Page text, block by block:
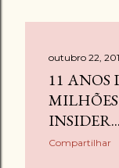
outubro 22,
11 ANOS
Compartilhar